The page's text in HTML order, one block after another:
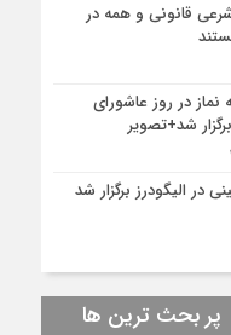
قانونی و همه در
نماز در روز عاشورای
شد+تصویر
در الیگودرز برگزار شد
پر بحث ترین ها